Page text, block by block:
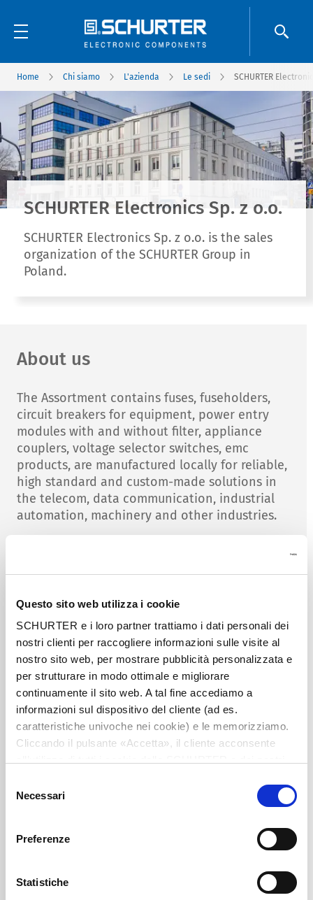
Questo sito web utilizza i cookie
SCHURTER e i loro partner trattiamo i dati personali dei
nostri clienti per raccogliere informazioni sulle visite al
nostro sito web, per mostrare pubblicità personalizzata e
per strutturare in modo ottimale e migliorare
continuamente il sito web. A tal fine accediamo a
informazioni sul dispositivo del cliente (ad es.
caratteristiche univoche nei cookie) e le memorizziamo.
Cliccando il pulsante «Accetta», il cliente acconsente
momento cliccando su «Impostazioni» in fondo alla
pagina. Le impostazioni personali sono comunicate ai
nostri partner e non hanno alcuna influenza sui dati del
browser. Ulteriori informazioni sono disponibili nella
delNecessari
Preferenze
Statistiche
Home Chi siamo L'azienda Le sedi SCHURTER
SCHURTER Electronics Sp. z o.o.
SCHURTER Electronics Sp. z o.o. is the sales
organization of the SCHURTER Group in
Poland.
About us
The Assortment contains fuses, fuseholders,
circuit breakers for equipment, power entry
modules with and without filter, appliance
couplers, voltage selector switches, emc
products, are manufactured locally for reliable,
high standard and custom-made solutions in
the telecom, data communication, industrial
automation, machinery and other industries.
measuring and medical technology worldwide
from SCHURTER.
SCHURTER Electronics
Warszawa